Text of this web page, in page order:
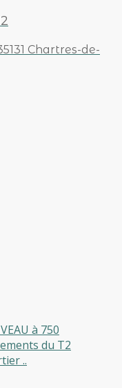
Chartres-de-
à 750
du T2
..